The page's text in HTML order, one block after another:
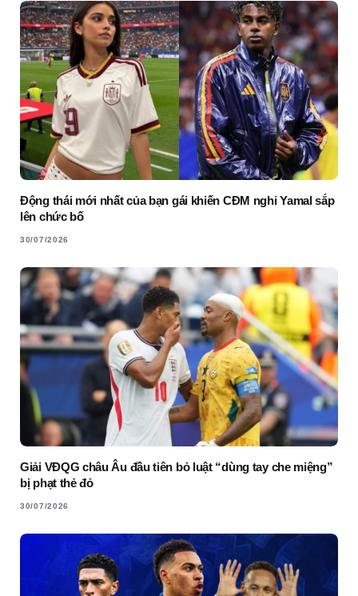
Động thái mới nhất của bạn gái khiến CĐM nghi Yamal sắp
lên chức bố
30/07/2026
Giải VĐQG châu Âu đầu tiên bỏ luật “dùng tay che miệng”
bị phạt thẻ đỏ
30/07/2026